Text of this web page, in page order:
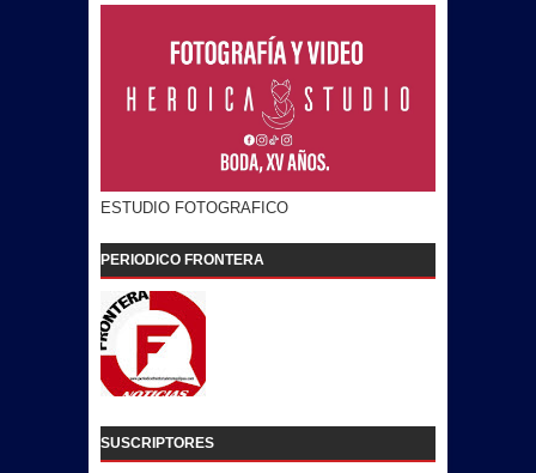
ESTUDIO FOTOGRAFICO
PERIODICO FRONTERA
SUSCRIPTORES